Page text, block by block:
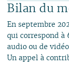
Bilan du
En septembre
qui correspond à
audio ou de
Un appel à